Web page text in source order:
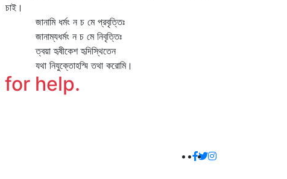
চাই।
জানামি ধর্মং ন চ মে প্রবৃত্তিঃ
জানাম্যধর্মং ন চ মে নিবৃত্তিঃ
ত্বয়া হৃষীকেশ হৃদিস্থিতেন
যথা নিযুক্তোহস্মি তথা করোমি।
for help.